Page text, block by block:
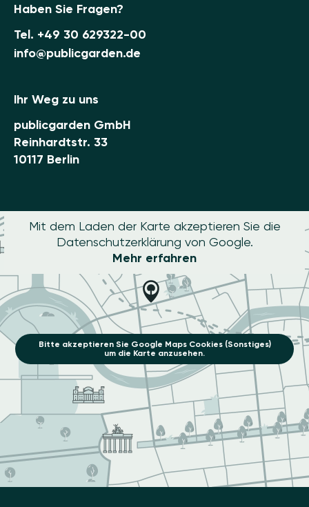
Haben Sie Fragen?
Tel. +49 30 629322-00
info@publicgarden.de
Ihr Weg zu uns
publicgarden GmbH
Reinhardtstr. 33
10117 Berlin
Mit dem Laden der Karte akzeptieren Sie die
Datenschutzerklärung von Google.
Mehr erfahren
Bitte akzeptieren Sie Google Maps Cookies (Sonstiges)
um die Karte anzusehen.